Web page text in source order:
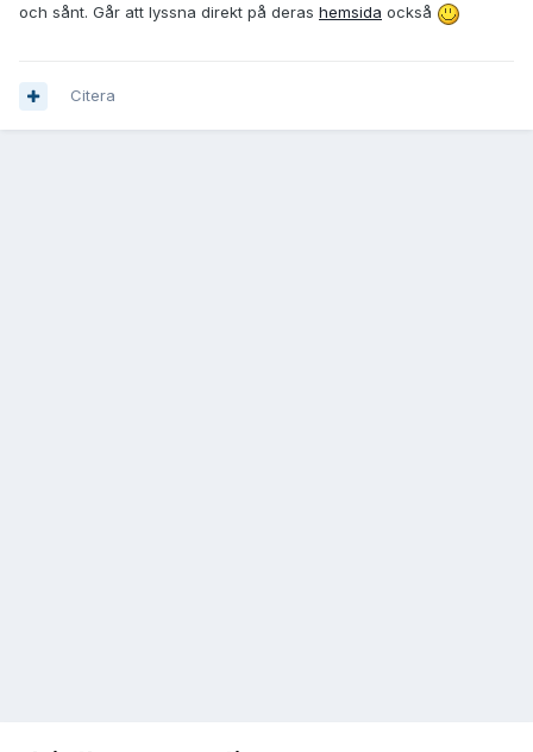
och sånt. Går att lyssna direkt på deras hemsida också
Citera